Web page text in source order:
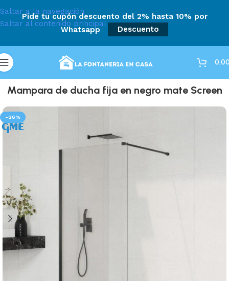
Saltar a la navegación
Saltar al contenido principal
Pide tu cupón descuento del 2% hasta 10% por
Whatsapp
Descuento
Mampara de ducha fija en negro mate Screen
-26%